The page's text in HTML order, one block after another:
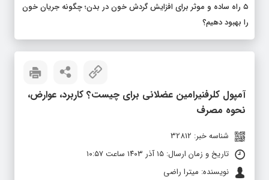
-
آمپول کلرفنیرامین عضلانی برای چیست؟ کاربرد، عوارض،
نحوه مصرف
تاریخ و زمان ارسال: ۱۵ آذر ۱۴۰۳ ساعت ۱۰:۵۷
نویسنده: میترا راضی